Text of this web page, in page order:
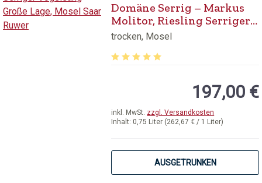
Domäne Serrig – Markus
Molitor, Riesling Serriger
Vogelsang Große Lage,
trocken, Mosel
Inhalt: 0,75 Liter (262,67 € / 1 Liter)
inkl. MwSt. zzgl. Versandkosten
197,00 €
AUSGETRUNKEN